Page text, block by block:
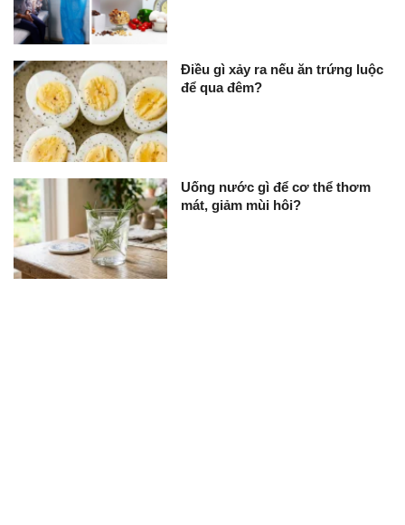
Điều gì xảy ra nếu ăn trứng luộc
để qua đêm?
Uống nước gì để cơ thể thơm
mát, giảm mùi hôi?